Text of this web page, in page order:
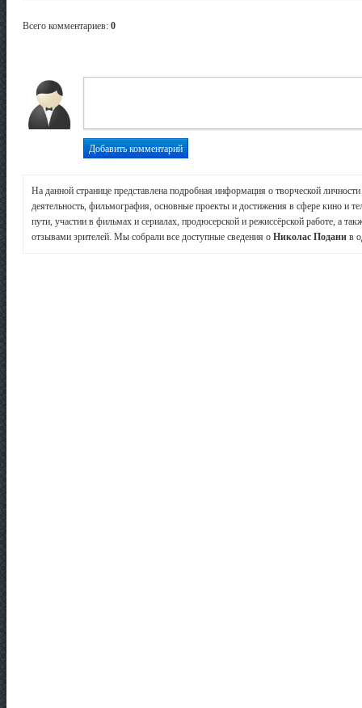
Всего комментариев: 0
На данной странице представлена подробная информация о творческой личности
деятельность, фильмография, основные проекты и достижения в сфере кино и
пути, участии в фильмах и сериалах, продюсерской и режиссёрской работе, а
отзывами зрителей. Мы собрали все доступные сведения о Николас Подани в